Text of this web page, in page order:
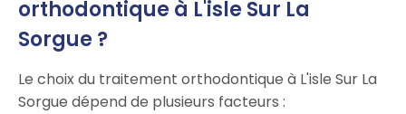
orthodontique à L'isle Sur La
Sorgue ?
Le choix du traitement orthodontique à L'isle Sur La
Sorgue dépend de plusieurs facteurs :